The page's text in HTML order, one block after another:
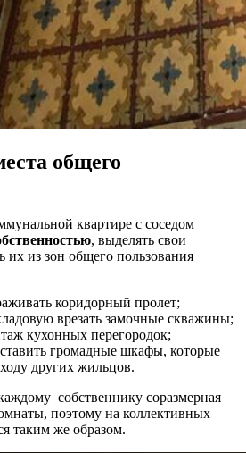
общего
квартире с соседом
, выделять свои
их из зон общего пользования
коридорный пролет;
врезать замочные скважины;
кухонных перегородок;
громадные шкафы, которые
других жильцов.
собственнику соразмерная
поэтому на коллективных
таким же образом.